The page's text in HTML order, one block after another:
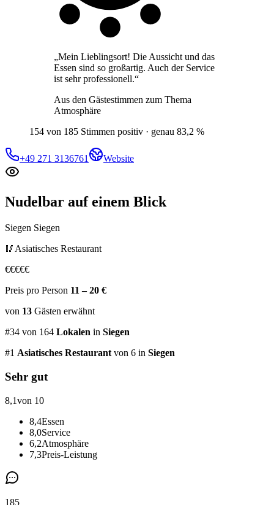
„Mein Lieblingsort! Die Aussicht und das
Essen sind so großartig. Auch der Service
ist sehr professionell.“
Aus den Gästestimmen zum Thema
Atmosphäre
154 von 185 Stimmen positiv · genau 83,2 %
+49 271 3136761 Website
Nudelbar auf einem Blick
Siegen Siegen
🥢 Asiatisches Restaurant
€€€€€
Preis pro Person 11 – 20 €
von 13 Gästen erwähnt
#34 von 164 Lokalen in Siegen
#1 Asiatisches Restaurant von 6 in Siegen
Sehr gut
8,1von 10
8,4Essen
8,0Service
6,2Atmosphäre
7,3Preis-Leistung
185